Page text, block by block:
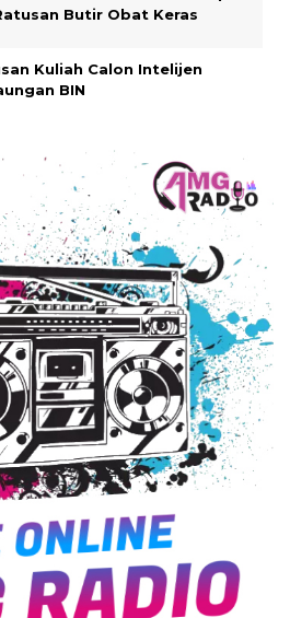
Butir Obat Keras
Kuliah Calon Intelijen
BIN